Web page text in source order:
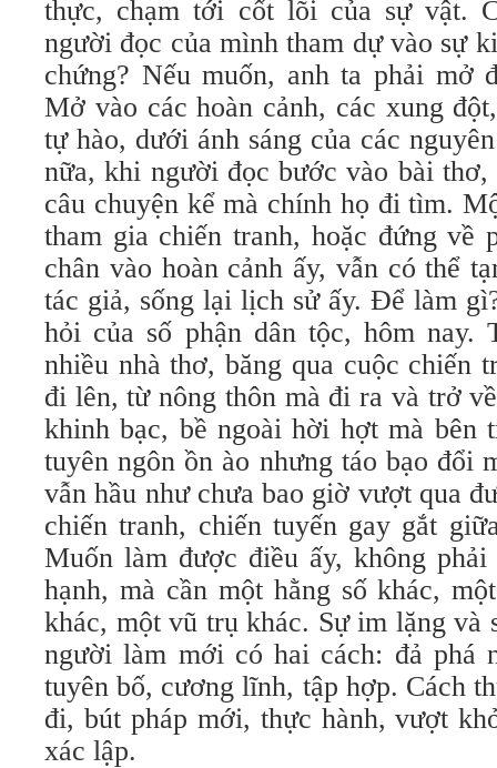
thực, chạm tới cốt lõi của sự vật.
người đọc của mình tham dự vào sự
chứng? Nếu muốn, anh ta phải mở
Mở vào các hoàn cảnh, các xung
tự hào, dưới ánh sáng của các
nữa, khi người đọc bước vào bài
câu chuyện kể mà chính họ đi tìm.
tham gia chiến tranh, hoặc đứng về
chân vào hoàn cảnh ấy, vẫn có thể
tác giả, sống lại lịch sử ấy. Để làm
hỏi của số phận dân tộc, hôm nay.
nhiều nhà thơ, băng qua cuộc chiến
đi lên, từ nông thôn mà đi ra và trở
khinh bạc, bề ngoài hời hợt mà bên
tuyên ngôn ồn ào nhưng táo bạo đổi
vẫn hầu như chưa bao giờ vượt qua
chiến tranh, chiến tuyến gay gắt
Muốn làm được điều ấy, không
hạnh, mà cần một hằng số khác,
khác, một vũ trụ khác. Sự im lặng và
người làm mới có hai cách: đả phá
tuyên bố, cương lĩnh, tập hợp. Cách
đi, bút pháp mới, thực hành, vượt
xác lập.